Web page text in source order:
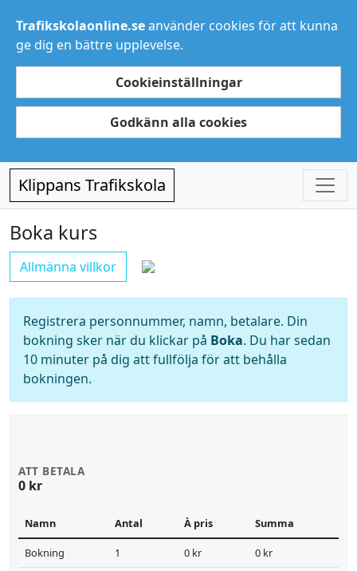
Trafikskolaonline.seanvänder cookies för att kunna
ge dig en bättre upplevelse.
Cookieinställningar
Godkänn alla cookies
Klippans Trafikskola
Boka kurs
Allmänna villkor
Registrera personnummer, namn, betalare. Din
bokning sker när du klickar på Boka. Du har sedan
10 minuter på dig att fullfölja för att behålla
bokningen.
ATT BETALA
0 kr
Namn Antal À pris Summa
Bokning 1 0 kr 0 kr